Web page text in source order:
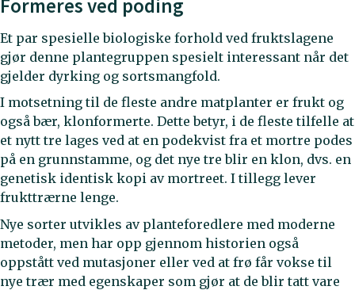
Formeres ved poding
Et par spesielle biologiske forhold ved fruktslagene
gjør denne plantegruppen spesielt interessant når det
gjelder dyrking og sortsmangfold.
I motsetning til de fleste andre matplanter er frukt og
også bær, klonformerte. Dette betyr, i de fleste tilfelle at
et nytt tre lages ved at en podekvist fra et mortre podes
på en grunnstamme, og det nye tre blir en klon, dvs. en
genetisk identisk kopi av mortreet. I tillegg lever
frukttrærne lenge.
Nye sorter utvikles av planteforedlere med moderne
metoder, men har opp gjennom historien også
oppstått ved mutasjoner eller ved at frø får vokse til
nye trær med egenskaper som gjør at de blir tatt vare